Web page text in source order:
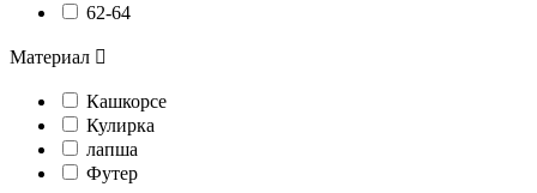
62-64
Материал 
Кашкорсе
Кулирка
лапша
Футер